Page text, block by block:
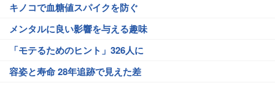
キノコで血糖値スパイクを防ぐ
メンタルに良い影響を与える趣味
「モテるためのヒント」326人に
容姿と寿命 28年追跡で見えた差